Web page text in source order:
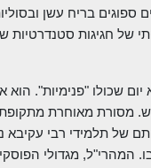
ספוגים בריח עשן
של חגיגות סטנדרטיות
יום שכולו "פנימיות". הוא
מסורת מאוחרת
של תלמידי רבי עקיבא
המהרי"ל, מגדולי